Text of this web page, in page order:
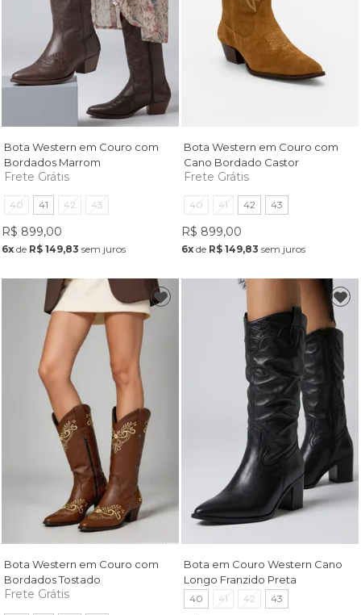
Bota Western em Couro com
Bordados Marrom
Frete Grátis
40 41 42 43
R$ 899,00
6xde R$ 149,83 sem juros
Bota Western em Couro com
Cano Bordado Castor
Frete Grátis
40 41 42 43
R$ 899,00
6x de R$ 149,83 sem juros
Bota Western em Couro com
Bordados Tostado
Frete Grátis
Bota em Couro Western Cano
Longo Franzido Preta
40 41 42 43